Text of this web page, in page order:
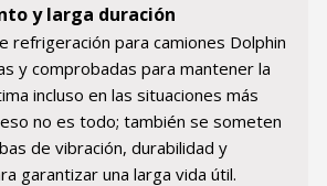
y larga duración
refrigeración para camiones Dolphin
y comprobadas para mantener la
incluso en las situaciones más
no es todo; también se someten
de vibración, durabilidad y
garantizar una larga vida útil.